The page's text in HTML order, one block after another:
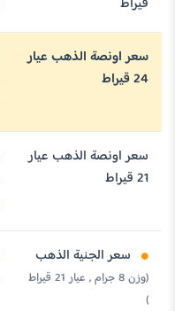
سعر اونصة الذهب عيار
24 قيراط
سعر اونصة الذهب عيار
21 قيراط
سعر الجنية الذهب
(وزن 8 جرام , عيار 21 قيراط
)